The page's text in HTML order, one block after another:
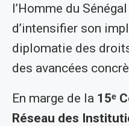
l’Homme du
d’intensifier son
diplomatie des
des avancées
En marge de la 15ᵉ
Réseau des